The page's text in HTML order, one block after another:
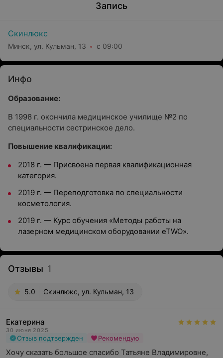
Запись
Скинлюкс
Минск, ул. Кульман, 13 с 09:00
Инфо
Образование:
В 1998 г. окончила медицинское училище №2 по
специальности сестринское дело.
Повышение квалификации:
2018 г. — Присвоена первая квалификационная
категория.
2019 г. — Переподготовка по специальности
косметология.
2019 г. — Курс обучения «Методы работы на
лазерном медицинском оборудовании eTWO».
Отзывы 1
5.0 Скинлюкс, ул. Кульман, 13
Екатерина
30 июня 2025
Отзыв подтвержден Рекомендую
Хочу сказать большое спасибо Татьяне Владимировне,